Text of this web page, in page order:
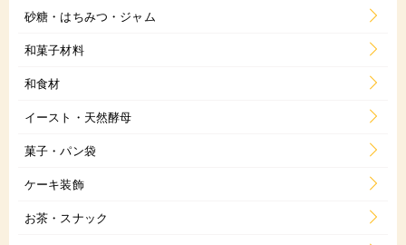
砂糖・はちみつ・ジャム
和菓子材料
和食材
イースト・天然酵母
菓子・パン袋
ケーキ装飾
お茶・スナック